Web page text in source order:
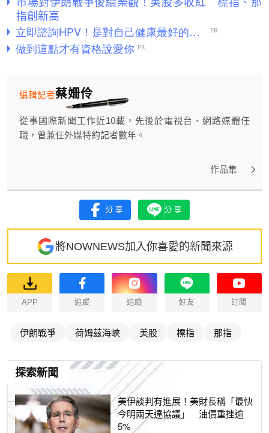
指創新高
蔡姍伶
編輯記者
從事國際新聞工作近10載，先後於電視台、網路媒體任
職，曾兼任外媒特約記者數年。
作品集
分享 分享
將NOWNEWS加入你喜愛的新聞來源
APP 追蹤 追蹤 好友 訂閱
伊朗戰爭 荷姆茲海峽 美股 標指 那指
探索新聞
美伊談判有進展！美財長稱「最快
今明兩天達協議」 油價重挫逾
5%